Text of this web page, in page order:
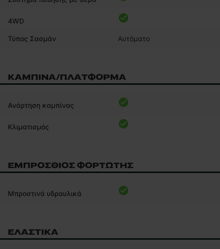
4WD
Τύπος Σασμάν Αυτόματο
ΚΑΜΠΊΝΑ/ΠΛΑΤΦΌΡΜΑ
Ανάρτηση καμπίνας
Κλιματισμός
ΕΜΠΡΌΣΘΙΟΣ ΦΟΡΤΩΤΉΣ
Μπροστινά υδραυλικά
ΕΛΑΣΤΙΚΆ